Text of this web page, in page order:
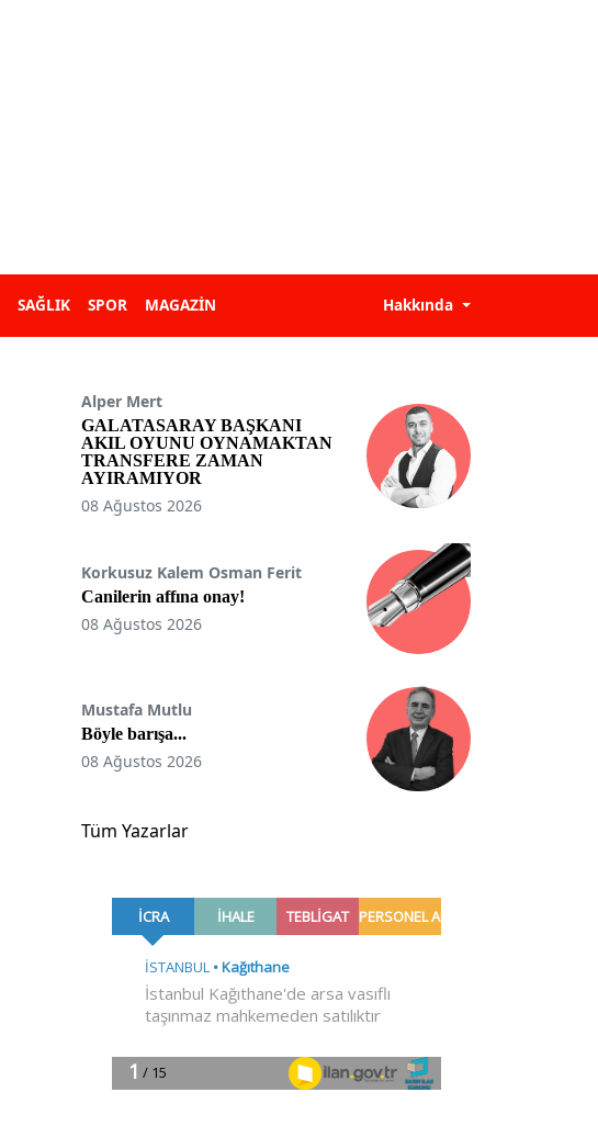
SAĞLIK SPOR MAGAZİN Hakkında
Alper Mert
GALATASARAY BAŞKANI
AKIL OYUNU OYNAMAKTAN
TRANSFERE ZAMAN
AYIRAMIYOR
08 Ağustos 2026
Korkusuz Kalem Osman Ferit
Canilerin affına onay!
08 Ağustos 2026
Mustafa Mutlu
Böyle barışa...
08 Ağustos 2026
Tüm Yazarlar